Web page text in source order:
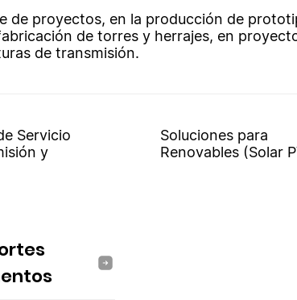
de proyectos, en la producción de
de torres y herrajes, en
de transmisión.
Servicio
y
Soluciones para
Renovables (Solar